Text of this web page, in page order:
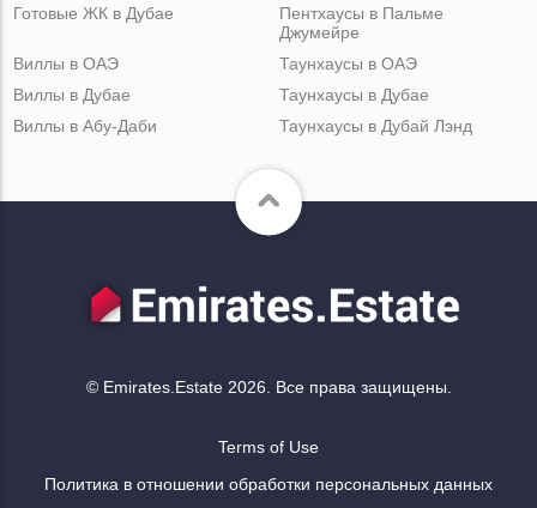
Готовые ЖК в Дубае
Пентхаусы в Пальме
Джумейре
Виллы в ОАЭ
Виллы в Дубае
Виллы в Абу-Даби
Таунхаусы в ОАЭ
Таунхаусы в Дубае
Таунхаусы в Дубай Лэнд
© Emirates.Estate 2026. Все права защищены.
Terms of Use
Политика в отношении обработки персональных данных